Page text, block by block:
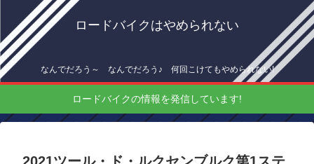
ロードバイクはやめられない
なんでだろう～ なんでだろう♪ 何回こけてもやめられない!
ロードバイクの情報を発信しています!